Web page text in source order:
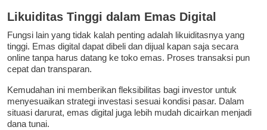
Likuiditas Tinggi dalam Emas Digital
Fungsi lain yang tidak kalah penting adalah likuiditasnya yang
tinggi. Emas digital dapat dibeli dan dijual kapan saja secara
online tanpa harus datang ke toko emas. Proses transaksi pun
cepat dan transparan.
Kemudahan ini memberikan fleksibilitas bagi investor untuk
menyesuaikan strategi investasi sesuai kondisi pasar. Dalam
situasi darurat, emas digital juga lebih mudah dicairkan menjadi
dana tunai.